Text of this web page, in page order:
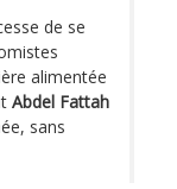
de se
alimentée
Abdel Fattah
sans